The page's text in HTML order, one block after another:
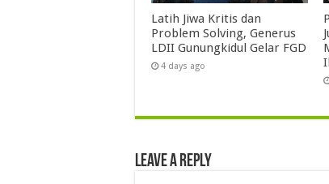
Latih Jiwa Kritis dan
Problem Solving, Generus
LDII Gunungkidul Gelar FGD
4 days ago
Leave a Reply